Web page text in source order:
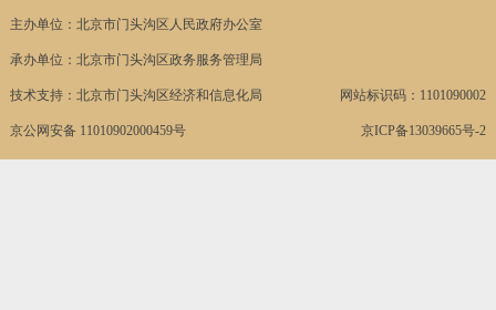
主办单位：北京市门头沟区人民政府办公室
承办单位：北京市门头沟区政务服务管理局
技术支持：北京市门头沟区经济和信息化局 网站标识码：1101090002
京公网安备 11010902000459号 京ICP备13039665号-2